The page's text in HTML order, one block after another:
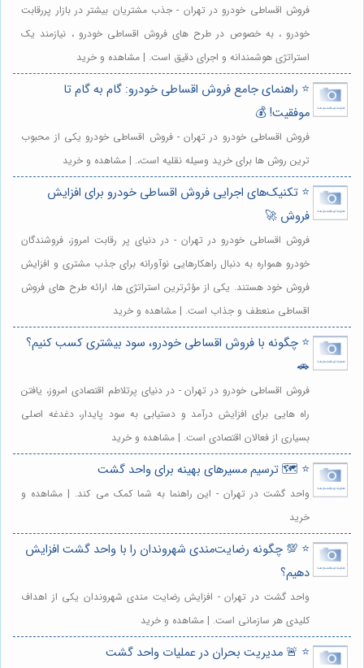
فروش اقساطی خودرو در تهران - جذب مشتریان بیشتر در بازار پررقابت
خودرو ، به خصوص در طرح های فروش اقساطی خودرو ، نیازمند یک
استراتژی هوشمندانه و اجرای دقیق است. | مشاهده و خرید
⭐️ راهنمای جامع فروش اقساطی خودرو: گام به گام تا
موفقیت! 💰
فروش اقساطی خودرو در تهران - فروش اقساطی خودرو یکی از محبوب
ترین روش ها برای خرید وسیله نقلیه است،. | مشاهده و خرید
⭐️ تکنیک‌های اجرایی فروش اقساطی خودرو برای افزایش
فروش 🚀
فروش اقساطی خودرو در تهران - در دنیای پر رقابت امروز، فروشندگان
خودرو همواره به دنبال راهکارهایی نوآورانه برای جذب مشتری و افزایش
فروش خود هستند. یکی از مؤثرترین استراتژی ها، ارائه طرح های فروش
اقساطی منعطف و جذاب است. | مشاهده و خرید
⭐️ چگونه با فروش اقساطی خودرو، سود بیشتری کسب کنیم؟
🚗
فروش اقساطی خودرو در تهران - در دنیای پرتلاطم اقتصادی امروز، یافتن
راه هایی برای افزایش درآمد و دستیابی به سود پایدار، دغدغه اصلی
بسیاری از فعالان اقتصادی است. | مشاهده و خرید
⭐️ 🗺️ ترسیم مسیرهای بهینه برای واحد گشت
واحد گشت در تهران - این راهنما به شما کمک می کند. | مشاهده و
خرید
⭐️ 💯 چگونه رضایت‌مندی شهروندان را با واحد گشت افزایش
دهیم؟
واحد گشت در تهران - افزایش رضایت مندی شهروندان یکی از اهداف
کلیدی هر سازمانی است. | مشاهده و خرید
⭐️ 🚨 مدیریت بحران در عملیات واحد گشت